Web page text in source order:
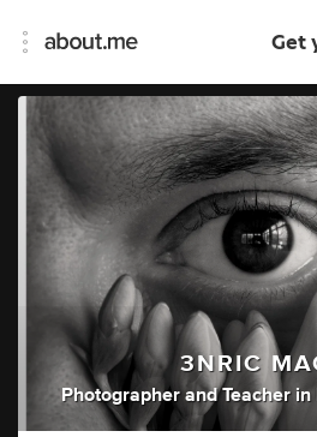
Get
3NRIC
Photographer andTeacher in